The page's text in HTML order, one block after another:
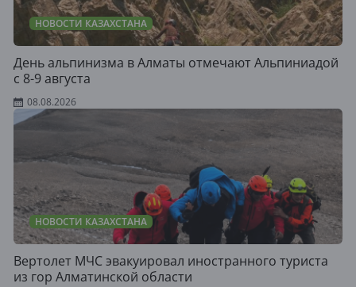
НОВОСТИ КАЗАХСТАНА
День альпинизма в Алматы отмечают Альпиниадой
с 8-9 августа
08.08.2026
НОВОСТИ КАЗАХСТАНА
Вертолет МЧС эвакуировал иностранного туриста
из гор Алматинской области